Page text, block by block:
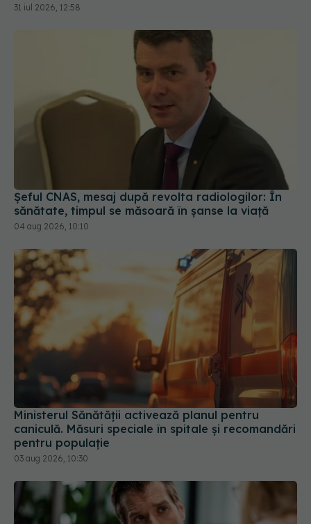
31 iul 2026, 12:58
Șeful CNAS, mesaj după revolta radiologilor: În
sănătate, timpul se măsoară în șanse la viață
04 aug 2026, 10:10
Ministerul Sănătății activează planul pentru
caniculă. Măsuri speciale în spitale și recomandări
pentru populație
03 aug 2026, 10:30